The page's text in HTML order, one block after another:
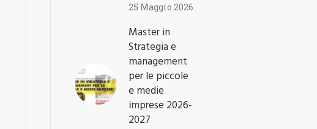
25 Maggio 2026
Master in
Strategia e
management
per le piccole
e medie
imprese 2026-
2027